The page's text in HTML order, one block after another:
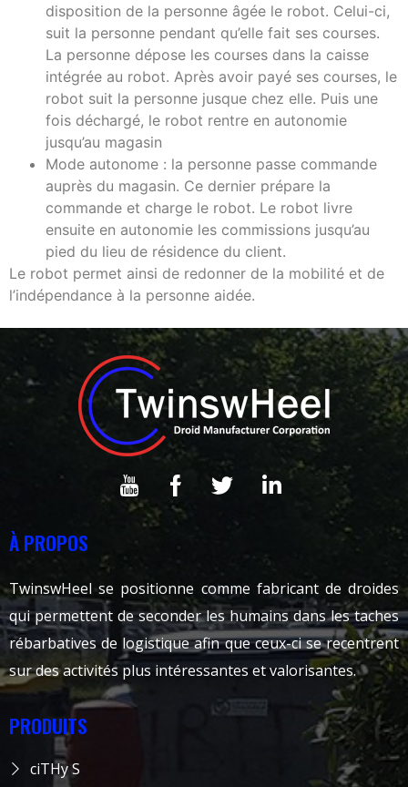
disposition de la personne âgée le robot. Celui-ci,
suit la personne pendant qu’elle fait ses courses.
La personne dépose les courses dans la caisse
intégrée au robot. Après avoir payé ses courses, le
robot suit la personne jusque chez elle. Puis une
fois déchargé, le robot rentre en autonomie
jusqu’au magasin
Mode autonome : la personne passe commande
auprès du magasin. Ce dernier prépare la
commande et charge le robot. Le robot livre
ensuite en autonomie les commissions jusqu’au
pied du lieu de résidence du client.
Le robot permet ainsi de redonner de la mobilité et de
l’indépendance à la personne aidée.
À PROPOS
TwinswHeel se positionne comme fabricant de droides
qui permettent de seconder les humains dans les taches
rébarbatives de logistique afin que ceux-ci se recentrent
sur des activités plus intéressantes et valorisantes.
PRODUITS
ciTHy S